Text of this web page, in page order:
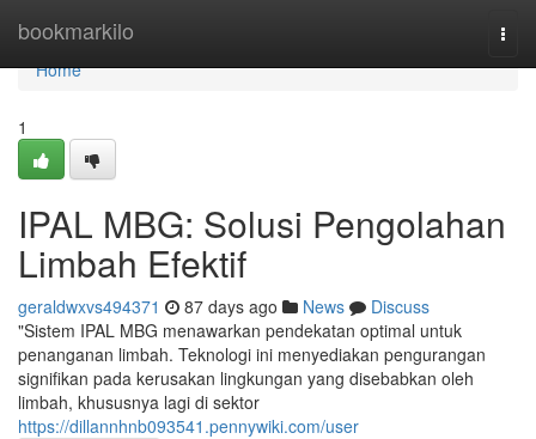
bookmarkilo
Home
Home
1
IPAL MBG: Solusi Pengolahan
Limbah Efektif
geraldwxvs494371 87 days ago News
Discuss
"Sistem IPAL MBG menawarkan pendekatan optimal untuk
penanganan limbah. Teknologi ini menyediakan pengurangan
signifikan pada kerusakan lingkungan yang disebabkan oleh
limbah, khususnya lagi di sektor
https://dillannhnb093541.pennywiki.com/user